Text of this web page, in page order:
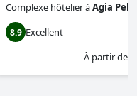
Complexe hôtelieràAgia
8.9 Excellent
À partir de